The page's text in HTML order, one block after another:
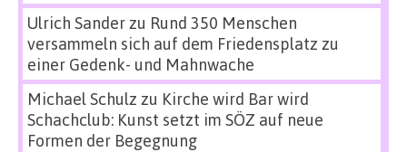
Ulrich Sanderzu Rund 350 Menschen
versammeln sich auf dem Friedensplatz zu
einer Gedenk- und Mahnwache
Michael Schulz zu Kirche wird Bar wird
Schachclub: Kunst setzt im SÖZ auf neue
Formen der Begegnung